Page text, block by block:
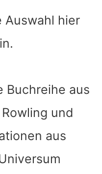
Auswahl hier
Buchreihe aus
und
aus